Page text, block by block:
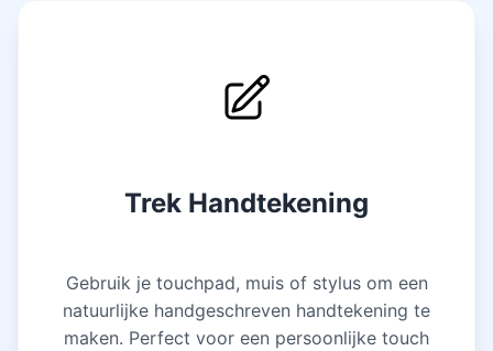
Trek Handtekening
Gebruik je touchpad, muis of stylus om een
natuurlijke handgeschreven handtekening te
maken. Perfect voor een persoonlijke touch